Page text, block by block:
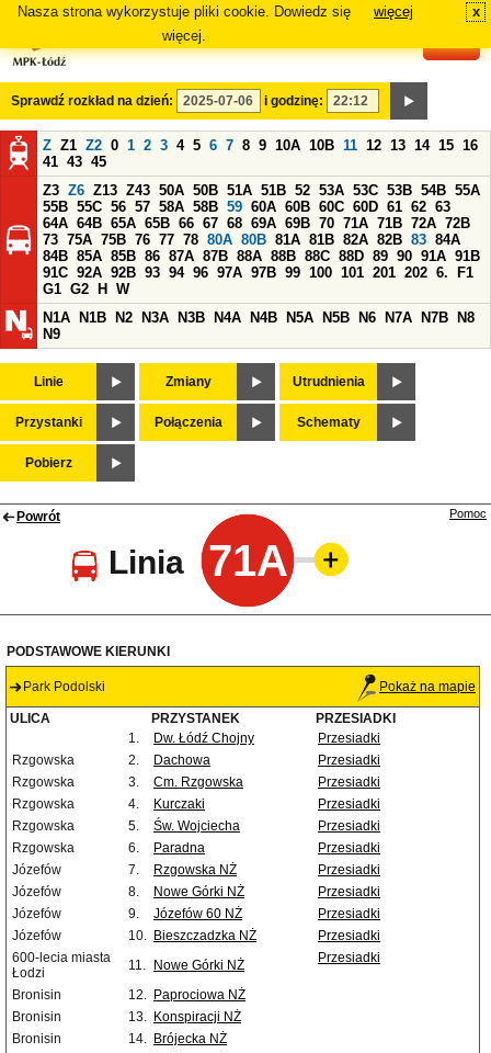
Nasza strona wykorzystuje pliki cookie. Dowiedz się
więcej.
więcej x
Sprawdź rozkład na dzień: i godzinę:
Z Z1 Z2 0 1 2 3 4 5 6 7 8 9 10A 10B 11 12 13 14 15 16
41 43 45
Z3 Z6 Z13 Z43 50A 50B 51A 51B 52 53A 53C 53B 54B 55A
55B 55C 56 57 58A 58B 59 60A 60B 60C 60D 61 62 63
64A 64B 65A 65B 66 67 68 69A 69B 70 71A 71B 72A 72B
73 75A 75B 76 77 78 80A 80B 81A 81B 82A 82B 83 84A
84B 85A 85B 86 87A 87B 88A 88B 88C 88D 89 90 91A 91B
91C 92A 92B 93 94 96 97A 97B 99 100 101 201 202 6.
F1
G1 G2 H
W
N1A
N1B N2 N3A N3B N4A N4B N5A N5B N6 N7A N7B
N8
N9
Linie Zmiany Utrudnienia
Przystanki Połączenia Schematy
Pobierz
Powrót
Linia 71A
Pomoc
PODSTAWOWE KIERUNKI
Park Podolski Pokaż na mapie
ULICA PRZYSTANEK
PRZESIADKI
1.
Dw. Łódź Chojny
Przesiadki
Rzgowska
2. Dachowa
Przesiadki
Rzgowska
3. Cm. Rzgowska
Przesiadki
Rzgowska
4. Kurczaki
Przesiadki
Rzgowska
5. Św. Wojciecha
Przesiadki
Rzgowska
6. Paradna
Przesiadki
Józefów
7. Rzgowska NŻ
Przesiadki
Józefów
8. Nowe Górki NŻ
Przesiadki
Józefów
9. Józefów 60 NŻ
Przesiadki
Józefów
10. Bieszczadzka NŻ
Przesiadki
600-lecia miasta
Łodzi
11. Nowe Górki NŻ Przesiadki
Bronisin 12. Paprociowa NŻ
Bronisin
13. Konspiracji NŻ
Bronisin
14. Brójecka NŻ